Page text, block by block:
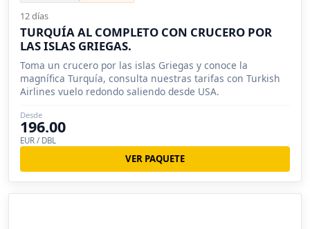
12 días
TURQUÍA AL COMPLETO CON CRUCERO POR
LAS ISLAS GRIEGAS.
Toma un crucero por las islas Griegas y conoce la
magnífica Turquía, consulta nuestras tarifas con Turkish
Airlines vuelo redondo saliendo desde USA.
Desde
196.00
EUR / DBL
VER PAQUETE